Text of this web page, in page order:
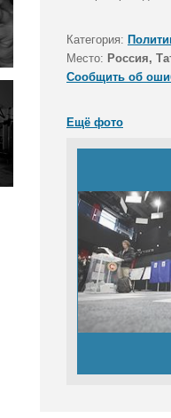
Категория:
Место: Россия,
Сообщить об
Ещё фото